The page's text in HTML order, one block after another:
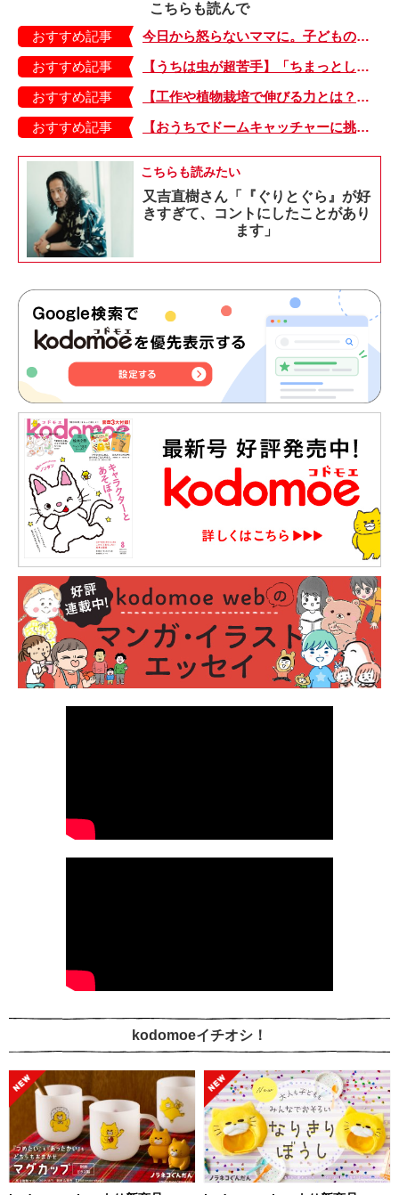
こちらも読んで
おすすめ記事
今日から怒らないママに。子どもの「○○しない」解決テクニック 前編
おすすめ記事
【うちは虫が超苦手】「ちまっとした虫にも大騒ぎ！」「可愛い系の虫……でも逃げる！」教えて！ みんなの虫ギライエピソード
おすすめ記事
【工作や植物栽培で伸びる力とは？】「非認知能力」を養う、おうちで楽しむ創作あそび・おうちあそび図鑑5
おすすめ記事
【おうちでドームキャッチャーに挑戦だ】アンパンマン わくわくドームキャッチャー
こちらも読みたい
又吉直樹さん「『ぐりとぐら』が好
きすぎて、コントにしたことがあり
ます」
kodomoeイチオシ！